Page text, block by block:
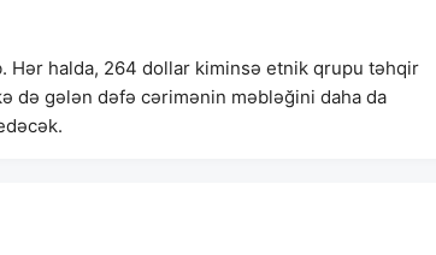
Hər halda, 264 dollar kiminsə etnik qrupu təhqir
də gələn dəfə cərimənin məbləğini daha da